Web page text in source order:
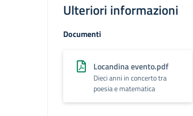
Ulteriori informazioni
Documenti
Locandina evento.pdf
Dieci anni in concerto tra
poesia e matematica